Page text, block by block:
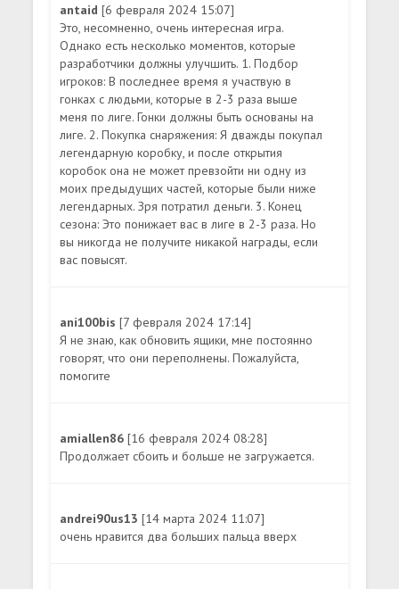
antaid[6 февраля 2024 15:07]
Это, несомненно, очень интересная игра.
Однако есть несколько моментов, которые
разработчики должны улучшить. 1. Подбор
игроков: В последнее время я участвую в
гонках с людьми, которые в 2-3 раза выше
меня по лиге. Гонки должны быть основаны на
лиге. 2. Покупка снаряжения: Я дважды покупал
легендарную коробку, и после открытия
коробок она не может превзойти ни одну из
моих предыдущих частей, которые были ниже
легендарных. Зря потратил деньги. 3. Конец
сезона: Это понижает вас в лиге в 2-3 раза. Но
вы никогда не получите никакой награды, если
вас повысят.
ani100bis[7 февраля 2024 17:14]
Я не знаю, как обновить ящики, мне постоянно
говорят, что они переполнены. Пожалуйста,
помогите
amiallen86[16 февраля 2024 08:28]
Продолжает сбоить и больше не загружается.
andrei90us13[14 марта 2024 11:07]
очень нравится два больших пальца вверх